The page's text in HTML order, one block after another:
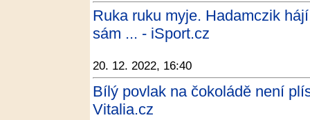
Ruka ruku myje. Hadamczik
sám ... - iSport.cz
20. 12. 2022, 16:40
Bílý povlak na čokoládě není
Vitalia.cz